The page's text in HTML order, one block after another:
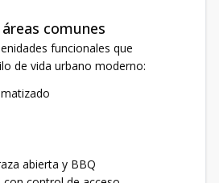
comunes
funcionales que
de vida urbano moderno:
abierta y BBQ